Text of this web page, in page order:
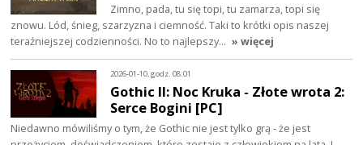
Zimno, pada, tu się topi, tu zamarza, topi się
znowu. Lód, śnieg, szarzyzna i ciemność. Taki to krótki opis naszej
teraźniejszej codzienności. No to najlepszy… » więcej
2026-01-10, godz. 08:01
Gothic II: Noc Kruka - Złote wrota 2:
Serce Bogini [PC]
Niedawno mówiliśmy o tym, że Gothic nie jest tylko grą - że jest